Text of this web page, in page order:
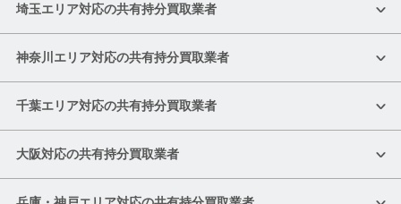
埼玉エリア対応の共有持分買取業者
神奈川エリア対応の共有持分買取業者
千葉エリア対応の共有持分買取業者
大阪対応の共有持分買取業者